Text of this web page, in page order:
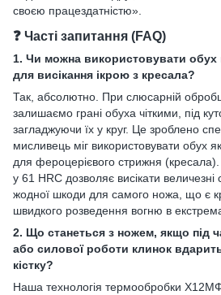
своєю працездатністю».
❓ Часті запитання (FAQ)
1. Чи можна використовувати
для висікання ікрою з кресала?
Так, абсолютно. При слюсарній
залишаємо грані обуха чіткими, під
загладжуючи їх у круг. Це зроблено
мисливець міг використовувати обух
для фероцерієвого стрижня
у 61 HRC дозволяє висікати величезні
жодної шкоди для самого ножа, що є
швидкого розведення вогню в
2. Що станеться з ножем, якщо під
або силової роботи клинок
кістку?
Наша технологія термообробки